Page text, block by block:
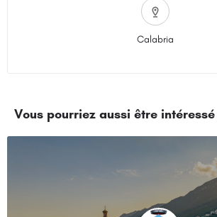
Calabria